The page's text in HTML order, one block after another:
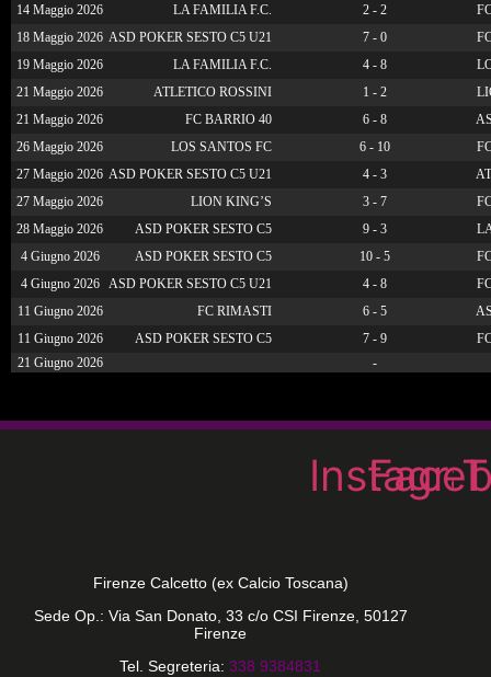
14 Maggio 2026
LA FAMILIA F.C. 2 - 2
18 Maggio 2026 ASD POKER SESTO C5 U21 7 - 0
19 Maggio 2026
LA FAMILIA F.C. 4 - 8
21 Maggio 2026
ATLETICO ROSSINI 1 - 2
21 Maggio 2026
FC BARRIO 40 6 - 8
26 Maggio 2026
LOS SANTOS FC 6 - 10
27 Maggio 2026 ASD POKER SESTO C5 U21 4 - 3
27 Maggio 2026
LION KING’S 3 - 7
28 Maggio 2026
ASD POKER SESTO C5 9 - 3
4 Giugno 2026
ASD POKER SESTO C5 10 - 5
4 Giugno 2026
ASD POKER SESTO C5 U21 4 - 8
11 Giugno 2026
FC RIMASTI 6 - 5
11 Giugno 2026
ASD POKER SESTO C5 7 - 9
21 Giugno 2026
-
Firenze Calcetto (ex Calcio Toscana)
Sede Op.: Via San Donato, 33 c/o CSI Firenze, 50127
Firenze
Tel. Segreteria: 338 9384831